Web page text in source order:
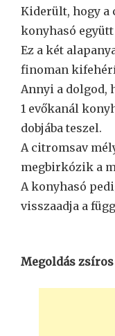
Kiderült, hogy a
konyhasó
Ez a két
finoman
Annyi a dolgod,
1 evőkanál
dobjába teszel.
A citromsav
megbirkózik a
A konyhasó
visszaadja a
Megoldás